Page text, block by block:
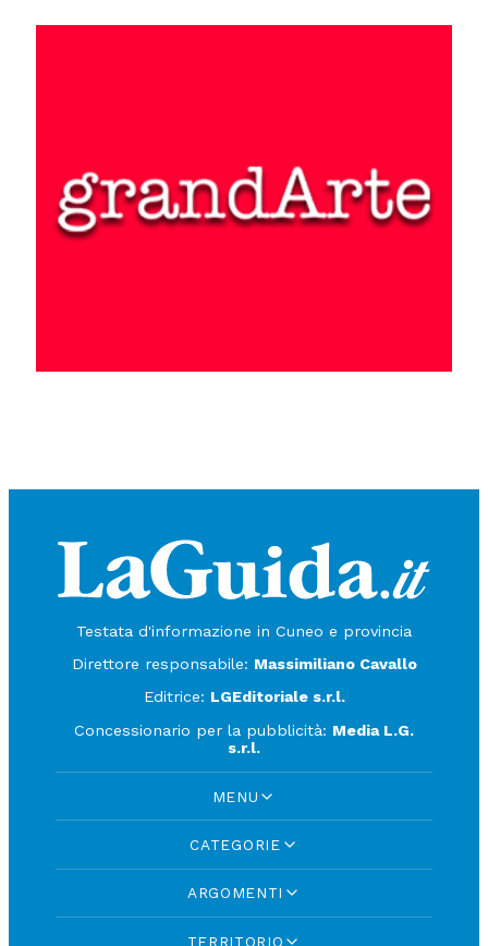
Testata d'informazione in Cuneo e provincia
Direttore responsabile: Massimiliano Cavallo
Editrice: LGEditoriale s.r.l.
Concessionario per la pubblicità: Media L.G.
s.r.l.
MENU
CATEGORIE
ARGOMENTI
TERRITORIO